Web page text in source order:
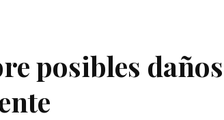
posibles